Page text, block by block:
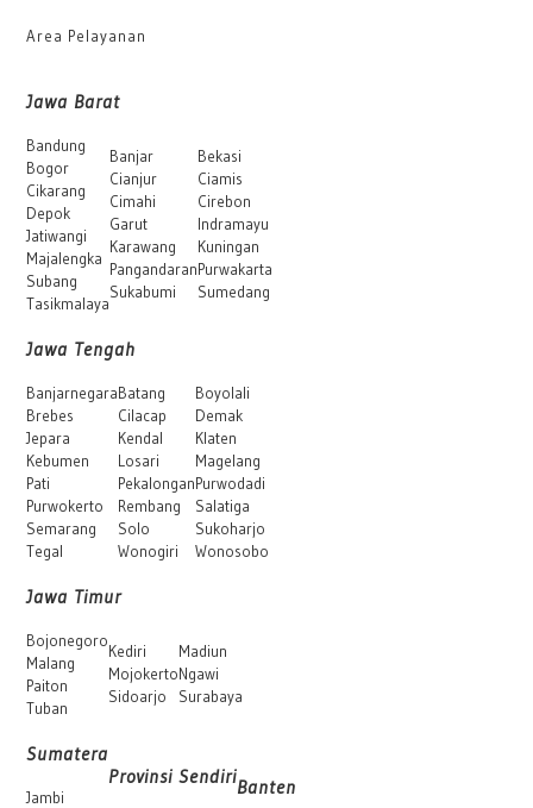
Area Pelayanan
Jawa Barat
Bandung
Bogor
Cikarang
Depok
Jatiwangi
Majalengka
Subang
Tasikmalaya
Banjar
Cianjur
Cimahi
Garut
Karawang
Pangandaran
Sukabumi
Bekasi
Ciamis
Cirebon
Indramayu
Kuningan
Purwakarta
Sumedang
Jawa Tengah
Banjarnegara
Brebes
Jepara
Kebumen
Pati
Purwokerto
Semarang
Tegal
Batang
Cilacap
Kendal
Losari
Pekalongan
Rembang
Solo
Wonogiri
Boyolali
Demak
Klaten
Magelang
Purwodadi
Salatiga
Sukoharjo
Wonosobo
Jawa Timur
Bojonegoro
Malang
Paiton
Tuban
Kediri
Mojokerto
Sidoarjo
Madiun
Ngawi
Surabaya
Sumatera
Jambi
Provinsi SendiriBanten